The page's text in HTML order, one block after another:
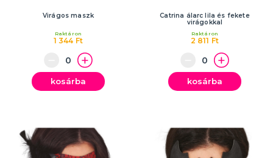
Virágos maszk
1 344 Ft
Raktáron
kosárba
Catrina álarc lila és fekete
virágokkal
2 811 Ft
Raktáron
kosárba